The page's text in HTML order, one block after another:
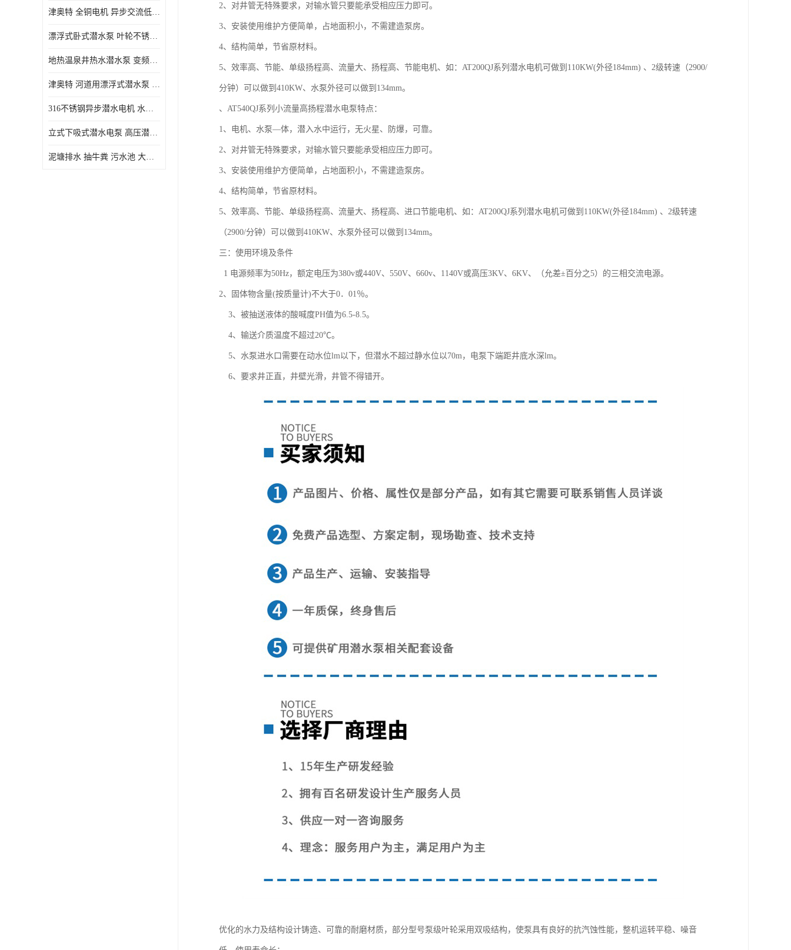
津奥特 全铜电机 异步交流低压潜水电机 运行稳定售后质保 致电咨询
漂浮式卧式潜水泵 叶轮不锈钢材质 大流量 变频抽水泵 厂家质保售后
地热温泉井热水潜水泵 变频不锈钢 130直径油泵 高温深井泵 津奥特
津奥特 河道用漂浮式潜水泵 不锈钢泵轴 大口径大流量 产品可定制
316不锈钢异步潜水电机 水冷式 可连续运行 定制功率电压 奥特泵业
立式下吸式潜水电泵 高压潜水排沙泵 大功率 深水施工作业 型号可定制
泥塘排水 抽牛粪 污水池 大口径潜水螺旋离心泵 材质特征 奥特泵业
2、对井管无特殊要求，对输水管只要能承受相应压力即可。
3、安装使用维护方便简单，占地面积小，不需建造泵房。
4、结构简单，节省原材料。
5、效率高、节能、单级扬程高、流量大、扬程高、节能电机、如：AT200QJ系列潜水电机可做到110KW(外径184mm) 、2级转速（2900/
分钟）可以做到410KW、水泵外径可以做到134mm。
、AT540QJ系列小流量高扬程潜水电泵特点：
1、电机、水泵—体，潜入水中运行，无火星、防爆，可靠。
2、对井管无特殊要求，对输水管只要能承受相应压力即可。
3、安装使用维护方便简单，占地面积小，不需建造泵房。
4、结构简单，节省原材料。
5、效率高、节能、单级扬程高、流量大、扬程高、进口节能电机、如：AT200QJ系列潜水电机可做到110KW(外径184mm) 、2级转速
（2900/分钟）可以做到410KW、水泵外径可以做到134mm。
三：使用环境及条件
1 电源频率为50Hz，额定电压为380v或440V、550V、660v、1140V或高压3KV、6KV、（允差±百分之5）的三相交流电源。
2、固体物含量(按质量计)不大于0．01％。
3、被抽送液体的酸喊度PH值为6.5-8.5。
4、输送介质温度不超过20℃。
5、水泵进水口需要在动水位lm以下，但潜水不超过静水位以70m，电泵下端距井底水深lm。
6、要求井正直，井壁光滑，井管不得错开。
优化的水力及结构设计铸造、可靠的耐磨材质，部分型号泵级叶轮采用双吸结构，使泵具有良好的抗汽蚀性能，整机运转平稳、噪音